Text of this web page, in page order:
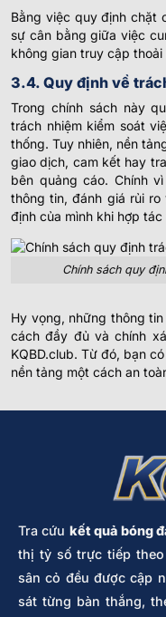
Bằng việc quy định chặt
sự cân bằng giữa việc
không gian truy cập
3.4. Quy định về
Trong chính sách này
trách nhiệm kiểm soát
thống. Tuy nhiên, nền
giao dịch, cam kết hay
bên quảng cáo. Chính
thông tin, đánh giá rủi
định của mình khi hợp
Chính sách quy
Hy vọng, những thông
cách đầy đủ và chính
KQBD.club. Từ đó, bạn
nền tảng một cách an
Tra cứu kết quả bóng
thị tỷ số trực tiếp
sân cỏ đều được cập
sát từng bàn thắng,